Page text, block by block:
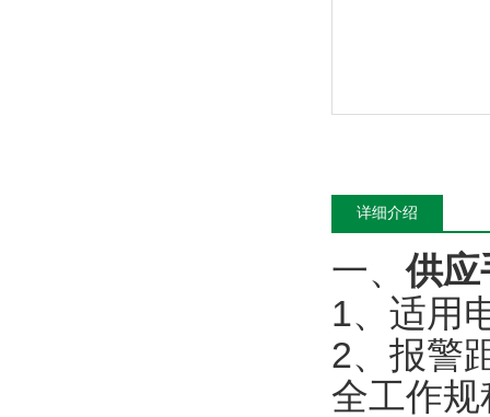
详细介绍
一、供应
1、适用
2、报警
全工作